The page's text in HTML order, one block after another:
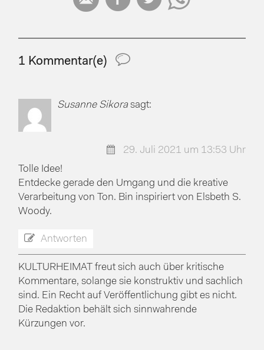
1 Kommentar(e)
Susanne Sikora sagt:
29. Juli 2021 um 13:53 Uhr
Tolle Idee!
Entdecke gerade den Umgang und die kreative
Verarbeitung von Ton. Bin inspiriert von Elsbeth S.
Woody.
Antworten
KULTURHEIMAT freut sich auch über kritische
Kommentare, solange sie konstruktiv und sachlich
sind. Ein Recht auf Veröffentlichung gibt es nicht.
Die Redaktion behält sich sinnwahrende
Kürzungen vor.